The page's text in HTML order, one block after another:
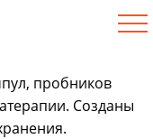
пробников
Созданы